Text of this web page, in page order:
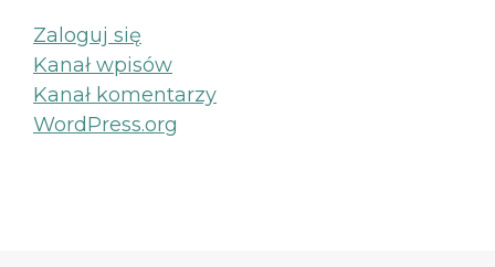
Zaloguj się
Kanał wpisów
Kanał komentarzy
WordPress.org